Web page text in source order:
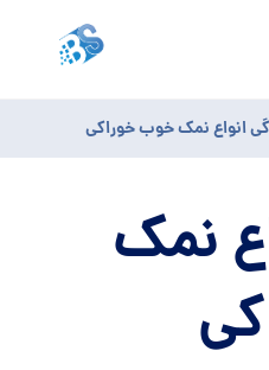
انواع نمک خوب خوراکی
نمک